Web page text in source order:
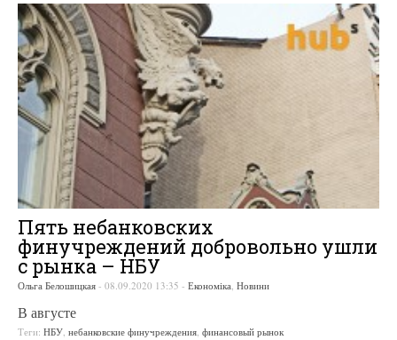
Пять небанковских
финучреждений добровольно ушли
с рынка – НБУ
Ольга Белошицкая - 08.09.2020 13:35 - Економіка, Новини
В августе
Теги: НБУ, небанковские финучреждения, финансовый рынок